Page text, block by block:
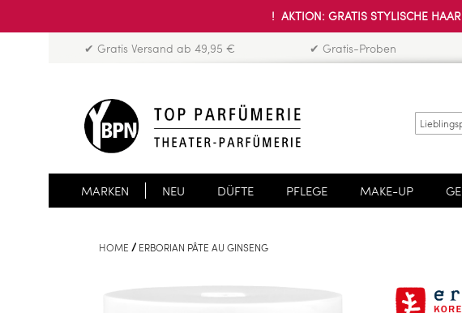
! AKTION: GRATIS STYLISCHE
✔ Gratis Versand ab 49,95 € ✔ Gratis-Proben
MARKEN NEU DÜFTE PFLEGE MAKE-UP
HOME ERBORIAN PÂTE AU GINSENG